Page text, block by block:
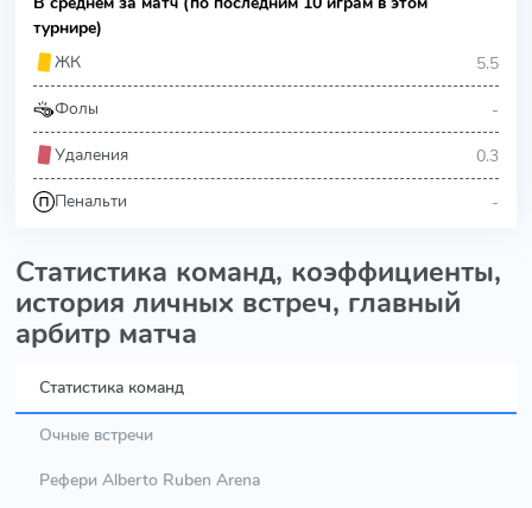
турнире)
ЖК
5.5
Фолы -
Удаления 0.3
Пенальти -
Статистика команд, коэффициенты,
история личных встреч, главный
арбитр матча
Статистика команд
Очные встречи
Рефери Alberto Ruben Arena